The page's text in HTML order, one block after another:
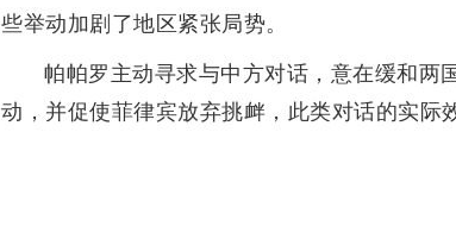
些举动加剧了地区紧张局势。
帕帕罗主动寻求与中方对话，意在缓和两
动，并促使菲律宾放弃挑衅，此类对话的实际